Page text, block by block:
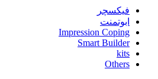
فیکسچر
ابوتمنت
Impression Coping
Smart Builder
kits
Others